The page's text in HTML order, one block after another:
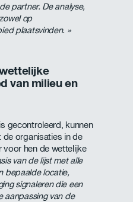
partner. De analyse,
op
plaatsvinden. »
van milieu en
gecontroleerd, kunnen
organisaties in de
voor hen de wettelijke
van de lijst met alle
bepaalde locatie,
signaleren die een
aanpassing van de